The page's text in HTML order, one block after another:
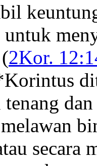
2Kor.
tenang
secara